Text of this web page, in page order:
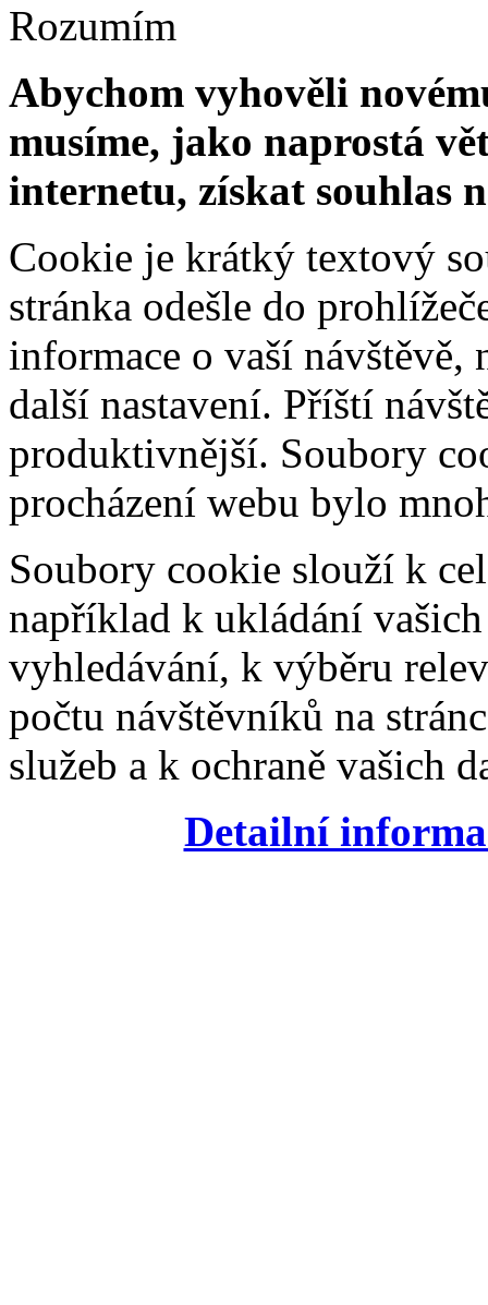
Rozumím
Abychom vyhověli
musíme, jako naprostá
internetu, získat souhlas
Cookie je krátký textový
stránka odešle do
informace o vaší
další nastavení. Příští
produktivnější. Soubory
procházení webu bylo
Soubory cookie slouží k
například k ukládání
vyhledávání, k výběru
počtu návštěvníků na
služeb a k ochraně vašich
Detailní